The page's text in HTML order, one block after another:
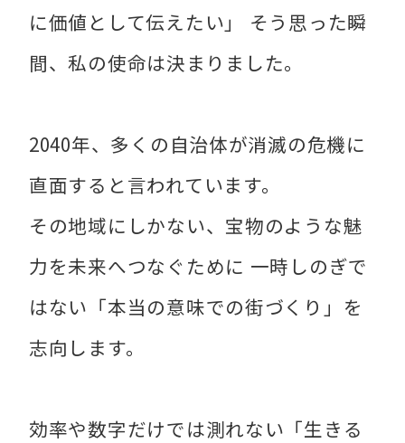
に価値として伝えたい」 そう思った瞬
間、私の使命は決まりました。
2040年、多くの自治体が消滅の危機に
直面すると言われています。
その地域にしかない、宝物のような魅
力を未来へつなぐために 一時しのぎで
はない「本当の意味での街づくり」を
志向します。
効率や数字だけでは測れない「生きる